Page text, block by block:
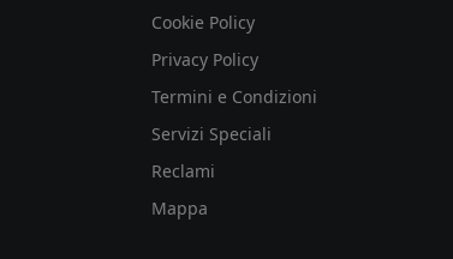
Cookie Policy
Privacy Policy
Termini e Condizioni
Servizi Speciali
Reclami
Mappa